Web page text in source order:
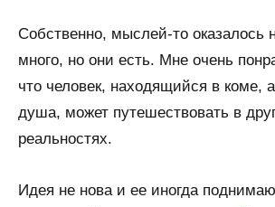
Собственно, мыслей-то оказалось
много, но они есть. Мне очень
что человек, находящийся в коме,
душа, может путешествовать в
реальностях.
Идея не нова и ее иногда